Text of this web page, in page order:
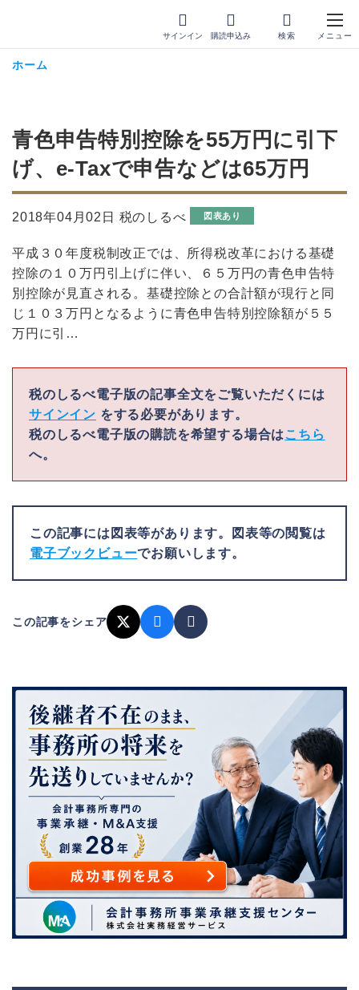
サインイン 購読申込み
ホーム
青色申告特別控除を55万円に引下
げ、e-Taxで申告などは65万円
2018年04月02日 税のしるべ 図表あり
平成３０年度税制改正では、所得税改革における基礎
控除の１０万円引上げに伴い、６５万円の青色申告特
別控除が見直される。基礎控除との合計額が現行と同
じ１０３万円となるように青色申告特別控除額が５５
万円に引…
税のしるべ電子版の記事全文をご覧いただくには
サインイン をする必要があります。
税のしるべ電子版の購読を希望する場合は こちら
へ。
この記事には図表等があります。図表等の閲覧は
電子ブックビューでお願いします。
この記事をシェア